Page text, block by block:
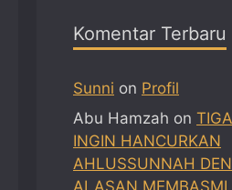
Komentar Terbaru
Sunni on Profil
Abu Hamzah on
INGIN HANCURKAN
AHLUSSUNNAH
ALASAN MEMBASMI